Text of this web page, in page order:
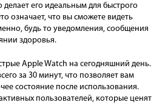
его идеальным для быстрого
означает, что вы сможете видеть
будь то уведомления, сообщения
здоровья.
Apple Watch на сегодняшний день.
за 30 минут, что позволяет вам
состояние после использования.
пользователей, которые ценят